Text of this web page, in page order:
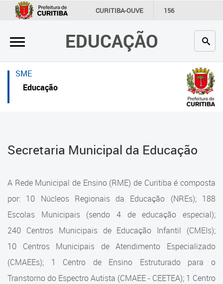
CURITIBA-OUVE 156
INFORMAÇÃO SECRETARIAS
EDUCAÇÃO
×
Inicial
Secretaria
Profissionais da educação
Contato
úteis
Portal da Prefeitura de Curitiba
Cadastramento Escolar
Cadastro Online
Portal ICS Instituto Curitiba de
×
Inicial
Inicial
Secretaria
Crianças e estudantes
Contato
Estrutura da Secretaria
Estrutura da Secretaria
Superintendência Executiva
SME
Educação
Secretaria Municipal da Educação
A Rede Municipal de Ensino (RME) de Curitiba é composta
por: 10 Núcleos Regionais da Educação (NREs); 188
Escolas Municipais (sendo 4 de educação especial);
240 Centros Municipais de Educação Infantil (CMEIs);
10 Centros Municipais de Atendimento Especializado
(CMAEEs); 1 Centro de Ensino Estruturado para o
Transtorno do Espectro Autista (CMAEE - CEETEA); 1 Centro